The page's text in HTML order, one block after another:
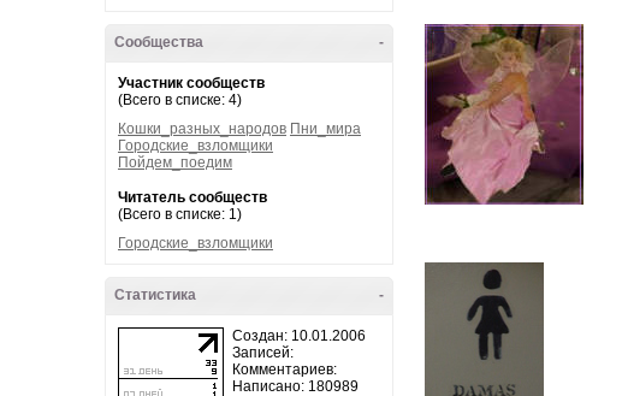
-
Сообщества
Участник сообществ
(Всего в списке: 4)
Кошки_разных_народов Пни_мира
Городские_взломщики
Пойдем_поедим
Читатель сообществ
(Всего в списке: 1)
Городские_взломщики
-
Статистика
Создан: 10.01.2006
Записей:
Комментариев:
Написано: 180989